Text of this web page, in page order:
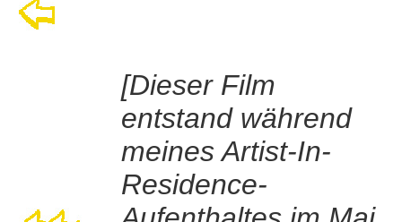
[Dieser Film
entstand während
meines Artist-In-
Residence-